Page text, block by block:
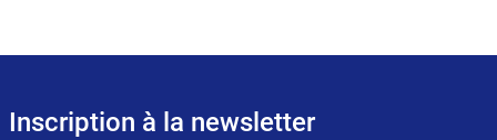
Inscription à la newsletter